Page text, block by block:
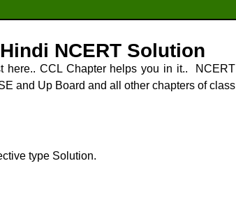
NCERT Solution
here.. CCL Chapter helps you in it.. NCERT
and Up Board and all other chapters of class
type Solution.